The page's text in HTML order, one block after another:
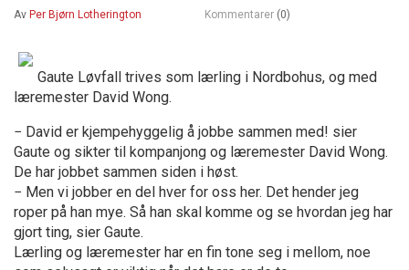
Av Per Bjørn Lotherington Kommentarer (0)
Gaute Løvfall trives som lærling i Nordbohus, og med
læremester David Wong.
− David er kjempehyggelig å jobbe sammen med! sier
Gaute og sikter til kompanjong og læremester David Wong.
De har jobbet sammen siden i høst.
− Men vi jobber en del hver for oss her. Det hender jeg
roper på han mye. Så han skal komme og se hvordan jeg har
gjort ting, sier Gaute.
Lærling og læremester har en fin tone seg i mellom, noe